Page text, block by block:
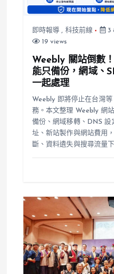
即時報導 , 科技前線
3
19 views
Weebly 關站倒數
能只備份，網域、
一起處理
Weebly 即將停止在台灣
務。本文整理 Weebly 網
備份、網域移轉、DNS 設
址、新站製作與網站費用
斷、資料遺失與搜尋流量